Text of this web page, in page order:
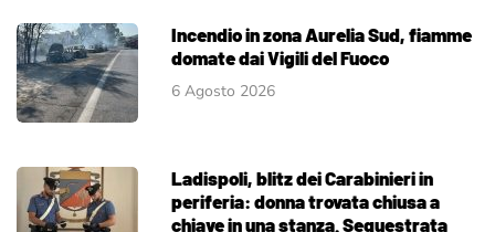
Incendio in zona Aurelia Sud, fiamme
domate dai Vigili del Fuoco
6 Agosto 2026
Ladispoli, blitz dei Carabinieri in
periferia: donna trovata chiusa a
chiave in una stanza. Sequestrata